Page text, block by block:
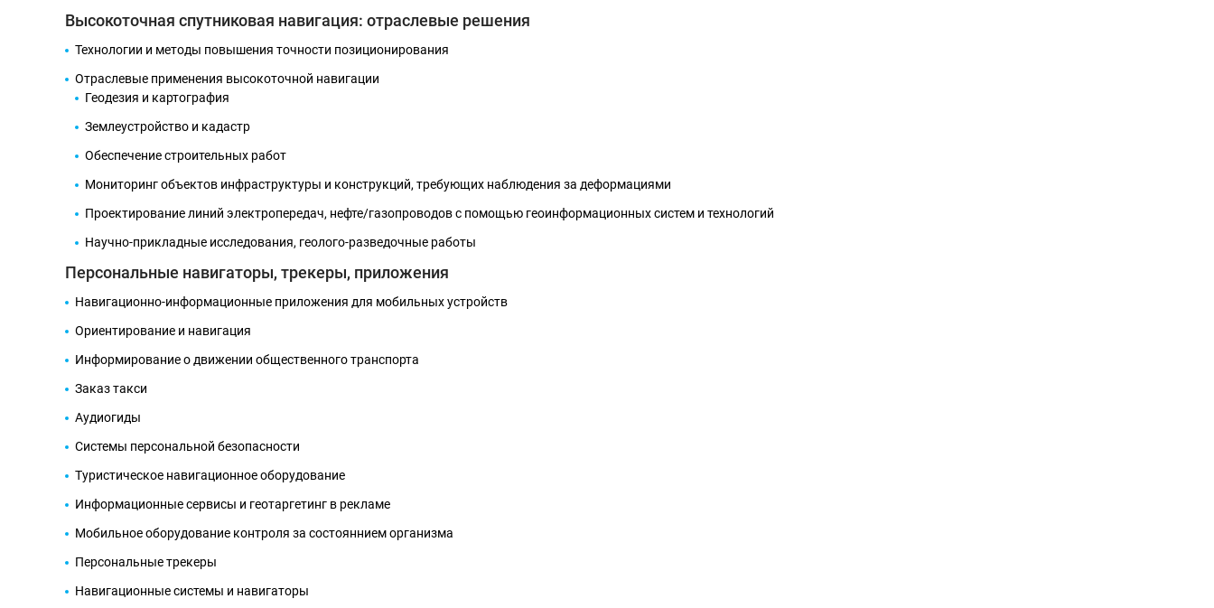
Высокоточная спутниковая навигация: отраслевые решения
Технологии и методы повышения точности позиционирования
Отраслевые применения высокоточной навигации
Геодезия и картография
Землеустройство и кадастр
Обеспечение строительных работ
Мониторинг объектов инфраструктуры и конструкций, требующих наблюдения за деформациями
Проектирование линий электропередач, нефте/газопроводов с помощью геоинформационных систем и технологий
Научно-прикладные исследования, геолого-разведочные работы
Персональные навигаторы, трекеры, приложения
Навигационно-информационные приложения для мобильных устройств
Ориентирование и навигация
Информирование о движении общественного транспорта
Заказ такси
Аудиогиды
Системы персональной безопасности
Туристическое навигационное оборудование
Информационные сервисы и геотаргетинг в рекламе
Мобильное оборудование контроля за состояннием организма
Персональные трекеры
Навигационные системы и навигаторы